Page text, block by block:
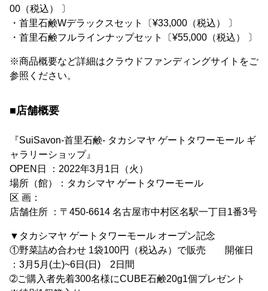
00（税込） 〕
・首里石鹸Wデラックスセット〔¥33,000（税込） 〕
・首里石鹸フルラインナップセット〔¥55,000（税込） 〕
※商品概要など詳細はクラウドファンディングサイトをご
参照ください。
■店舗概要
『SuiSavon-首里石鹸- タカシマヤ ゲートタワーモール ギ
ャラリーショップ』
OPEN日 ：2022年3月1日（火）
場所（館）：タカシマヤ ゲートタワーモール
区 画：
店舗住所 ：〒450-6614 名古屋市中村区名駅一丁目1番3号
▼タカシマヤ ゲートタワーモール オープン記念
①野菜詰め合わせ 1袋100円（税込み）で販売 開催日
：3月5月(土)~6日(日) 2日間
➁ご購入者先着300名様にCUBE石鹸20g1個プレゼント